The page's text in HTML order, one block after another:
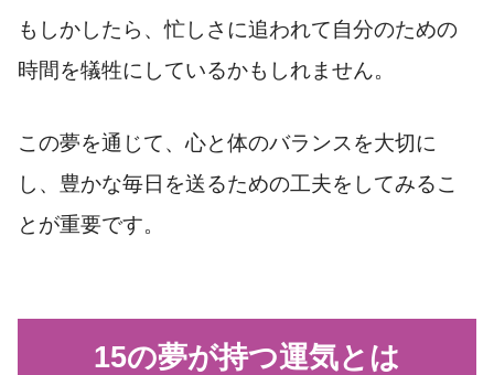
もしかしたら、忙しさに追われて自分のための
時間を犠牲にしているかもしれません。
この夢を通じて、心と体のバランスを大切に
し、豊かな毎日を送るための工夫をしてみるこ
とが重要です。
15の夢が持つ運気とは